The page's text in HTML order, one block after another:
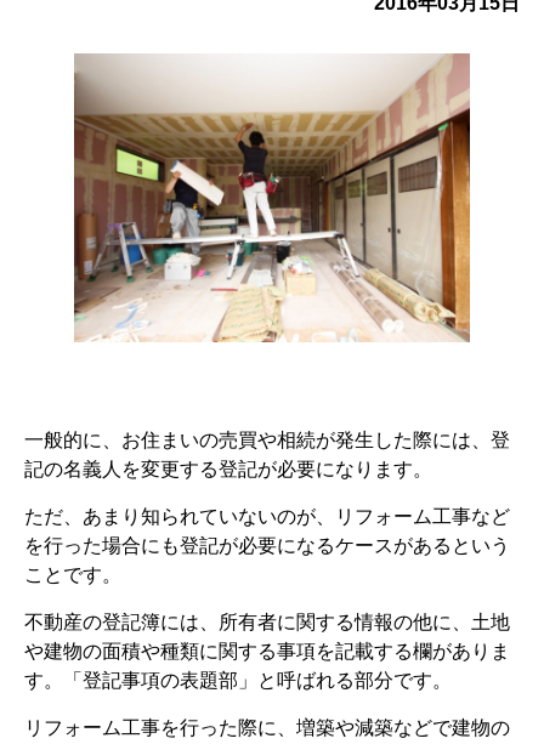
一般的に、お住まいの売買や相続が発生した際には、登
記の名義人を変更する登記が必要になります。
ただ、あまり知られていないのが、リフォーム工事など
を行った場合にも登記が必要になるケースがあるという
ことです。
不動産の登記簿には、所有者に関する情報の他に、土地
や建物の面積や種類に関する事項を記載する欄がありま
す。「登記事項の表題部」と呼ばれる部分です。
リフォーム工事を行った際に、増築や減築などで建物の